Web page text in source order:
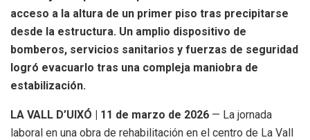
acceso a la altura de un primer piso tras precipitarse
desde la estructura. Un amplio dispositivo de
bomberos, servicios sanitarios y fuerzas de seguridad
logró evacuarlo tras una compleja maniobra de
estabilización.
LA VALL D’UIXÓ | 11 de marzo de 2026 — La jornada
laboral en una obra de rehabilitación en el centro de La Vall